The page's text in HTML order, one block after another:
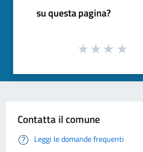
su questa pagina?
Contatta il comune
Leggi le domande frequenti